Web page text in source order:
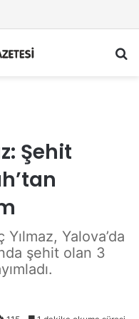
Şehit
Yalova’da
şehit olan 3